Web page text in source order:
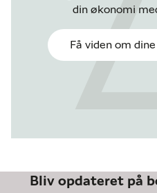
din økonomi
Få viden om
Bliv opdateret på